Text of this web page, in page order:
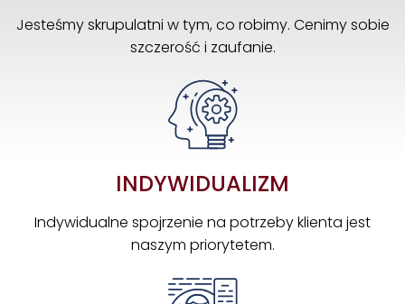
Jesteśmy skrupulatni w tym, co robimy. Cenimy sobie
szczerość i zaufanie.
INDYWIDUALIZM
Indywidualne spojrzenie na potrzeby klienta jest
naszym priorytetem.